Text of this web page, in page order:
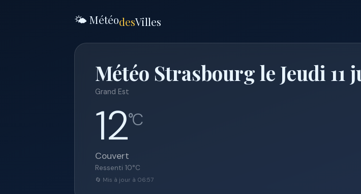
🌤️ MétéodesVilles
Météo Strasbourg le Jeudi 11
Grand Est
12°C
Couvert
Ressenti 10°C
🔄 Mis à jour à 06:57